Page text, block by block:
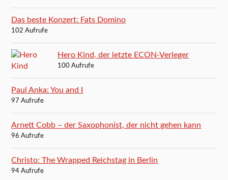
Das beste Konzert: Fats Domino
102 Aufrufe
Hero Kind, der letzte ECON-Verleger
100 Aufrufe
Paul Anka: You and I
97 Aufrufe
Arnett Cobb – der Saxophonist, der nicht gehen kann
96 Aufrufe
Christo: The Wrapped Reichstag in Berlin
94 Aufrufe